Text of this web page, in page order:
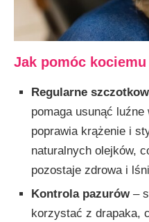
Jak pomóc
Regularne
pomaga usunąć luźne
poprawia krążenie i
naturalnych olejków,
pozostaje zdrowa i
Kontrola pazurów–
korzystać z drapaka,